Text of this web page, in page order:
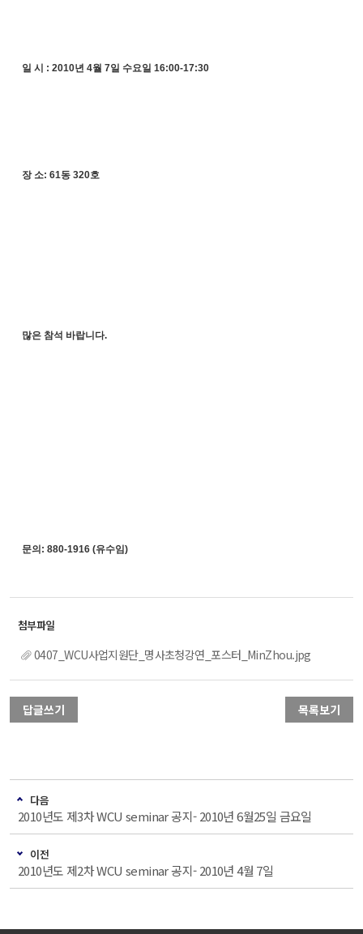
일 시 : 2010년 4월 7일 수요일 16:00-17:30
장 소: 61동 320호
많은 참석 바랍니다.
문의: 880-1916 (유수임)
0407_WCU사업지원단_명사초청강연_포스터_MinZhou.jpg
답글쓰기 목록보기
다음
2010년도 제3차 WCU seminar 공지- 2010년 6월25일 금요일
이전
2010년도 제2차 WCU seminar 공지- 2010년 4월 7일